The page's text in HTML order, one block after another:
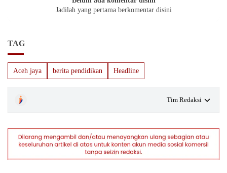
Jadilah yang pertama berkomentar disini
TAG
Aceh jaya berita pendidikan Headline
Tim Redaksi